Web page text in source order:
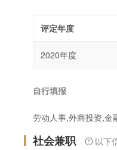
评定年度
2020年度
自行填报
劳动人事,外商投资,金
社会兼职 以下